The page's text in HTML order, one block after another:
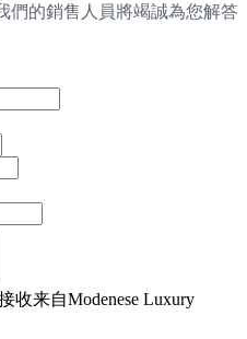
們的銷售人員將竭誠為您解答
收来自Modenese Luxury